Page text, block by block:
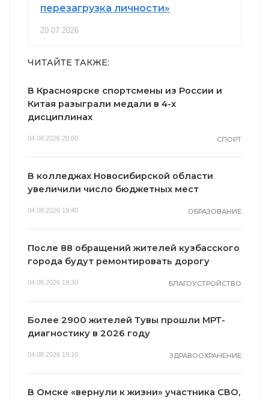
перезагрузка личности»
20.07.2026
ЧИТАЙТЕ ТАКЖЕ:
В Красноярске спортсмены из России и
Китая разыграли медали в 4-х
дисциплинах
04.08.2026 20:00 СПОРТ
В колледжах Новосибирской области
увеличили число бюджетных мест
04.08.2026 19:40 ОБРАЗОВАНИЕ
После 88 обращений жителей кузбасского
города будут ремонтировать дорогу
04.08.2026 19:30 БЛАГОУСТРОЙСТВО
Более 2900 жителей Тувы прошли МРТ-
диагностику в 2026 году
04.08.2026 19:10 ЗДРАВООХРАНЕНИЕ
В Омске «вернули к жизни» участника СВО,